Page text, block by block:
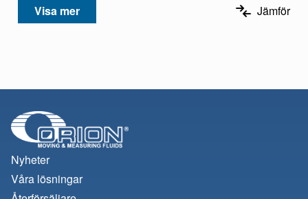
Visa mer Jämför
Nyheter
Våra lösningar